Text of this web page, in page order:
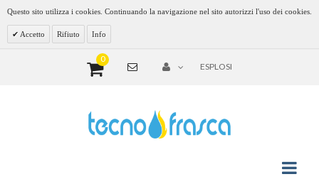
Questo sito utilizza i cookies. Continuando la navigazione nel sito autorizzi l'uso dei cookies.
Accetto Rifiuto Info
0
ESPLOSI